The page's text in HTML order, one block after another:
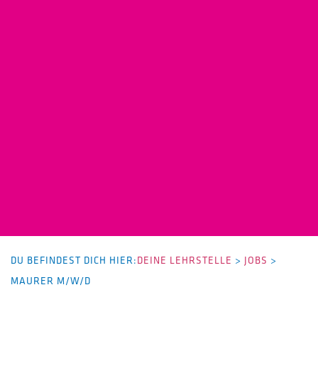
DU BEFINDEST DICH HIER:DEINE LEHRSTELLE > JOBS >
MAURER M/W/D